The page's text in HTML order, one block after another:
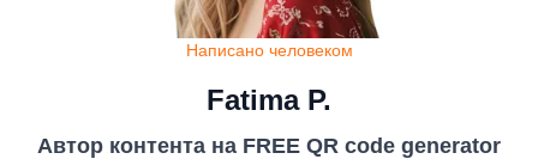
Написано человеком
Fatima P.
Автор контента на FREE QR code generator